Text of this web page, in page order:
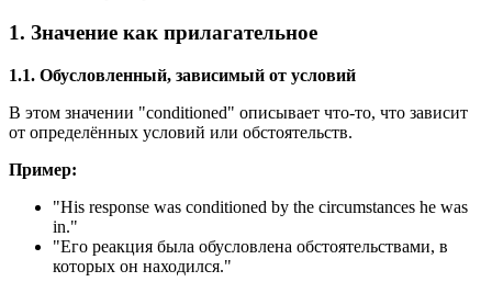
1. Значение как прилагательное
1.1. Обусловленный, зависимый от условий
В этом значении "conditioned" описывает что-то, что зависит
от определённых условий или обстоятельств.
Пример:
"His response was conditioned by the circumstances he was
in."
"Его реакция была обусловлена обстоятельствами, в
которых он находился."